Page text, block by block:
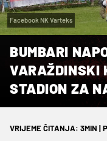
Facebook NK Varteks
BUMBARI
VARAŽDINSKI
STADION ZA
VRIJEME ČITANJA: 3MIN |